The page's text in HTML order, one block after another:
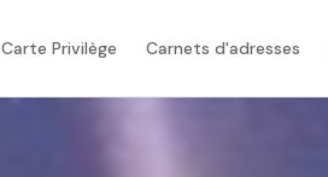
Carte Privilège Carnets d'adresses